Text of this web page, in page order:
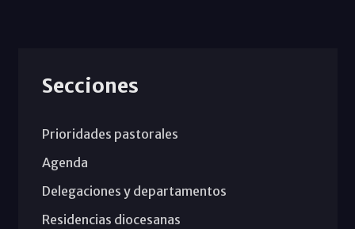
Secciones
Prioridades pastorales
Agenda
Delegaciones y departamentos
Residencias diocesanas